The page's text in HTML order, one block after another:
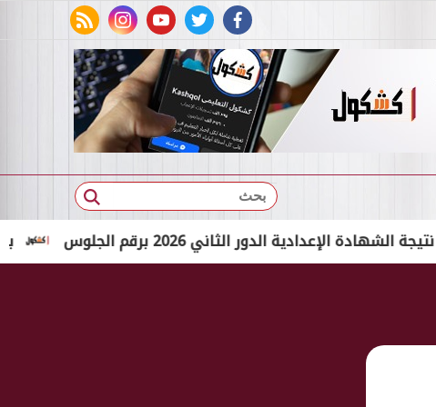
facebook
twitter
youtube
instagram
rss feed
بحث
بالاسم الثلاثي الدور الثاني 2026 برقم الجلوس